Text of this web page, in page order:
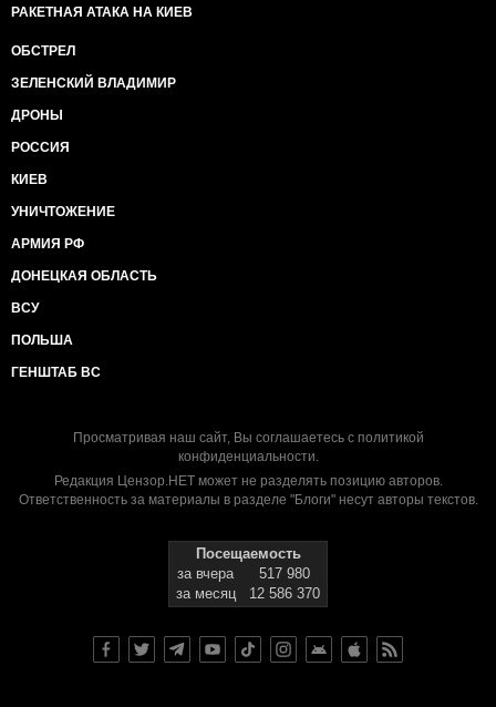
РАКЕТНАЯ АТАКА НА КИЕВ
ОБСТРЕЛ
ЗЕЛЕНСКИЙ ВЛАДИМИР
ДРОНЫ
РОССИЯ
КИЕВ
УНИЧТОЖЕНИЕ
АРМИЯ РФ
ДОНЕЦКАЯ ОБЛАСТЬ
ВСУ
ПОЛЬША
ГЕНШТАБ ВС
Просматривая наш сайт, Вы соглашаетесь с политикой
конфиденциальности.
Редакция Цензор.НЕТ может не разделять позицию авторов.
Ответственность за материалы в разделе "Блоги" несут авторы текстов.
Посещаемость
за вчера
517 980
за месяц
12 586 370